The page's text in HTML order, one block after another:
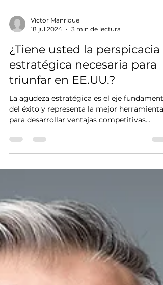
18 jul 2024
3 min de lectura
¿Tiene usted la perspicacia
estratégica necesaria para
triunfar en EE.UU.?
La agudeza estratégica es el eje
para desarrollar ventajas competitivas